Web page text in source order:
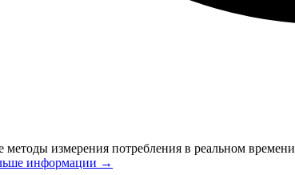
измерения потребления в реальном времени
информации →